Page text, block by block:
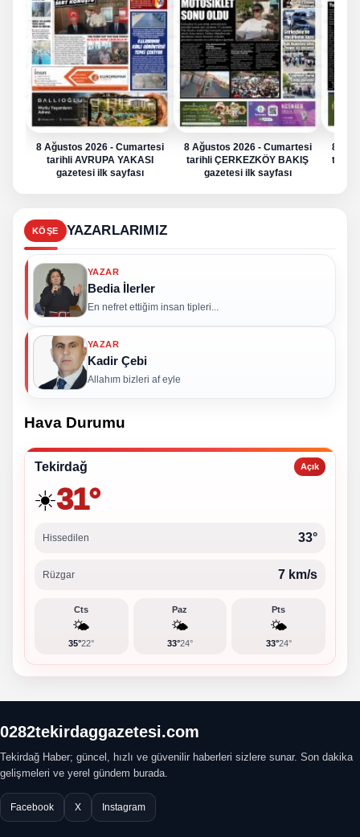
8 Ağustos 2026 - Cumartesi
tarihli AVRUPA YAKASI
gazetesi ilk sayfası
8 Ağustos 2026 - Cumartesi
tarihli ÇERKEZKÖY BAKIŞ
gazetesi ilk sayfası
8
tarihli
KÖŞE YAZARLARIMIZ
YAZAR
Bedia İlerler
En nefret ettiğim insan tipleri...
YAZAR
Kadir Çebi
Allahım bizleri af eyle
Hava Durumu
Tekirdağ Açık
☀️31°
Hissedilen 33°
Rüzgar 7 km/s
Cts
🌤️
35°22°
Paz
🌤️
33°24°
Pts
🌤️
33°24°
0282tekirdaggazetesi.com
Tekirdağ Haber; güncel, hızlı ve güvenilir haberleri sizlere sunar. Son dakika
gelişmeleri ve yerel gündem burada.
Facebook X Instagram